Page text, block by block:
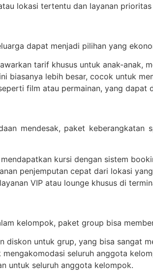
lokasi tertentu dan layanan
dapat menjadi pilihan yang
tarif khusus untuk anak-anak,
biasanya lebih besar, cocok untuk
film atau permainan, yang dapat
mendesak, paket keberangkatan
kursi dengan sistem
penjemputan cepat dari lokasi
VIP atau lounge khusus di
kelompok, paket group bisa
diskon untuk grup, yang bisa sangat
seluruh anggota
untuk seluruh anggota kelompok.